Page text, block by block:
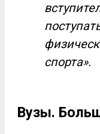
спорта».
Вузы.